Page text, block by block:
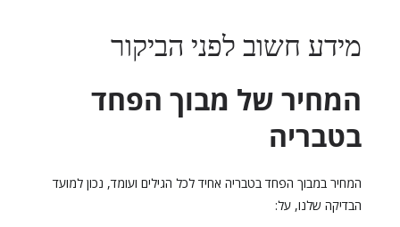
מידע חשוב לפני הביקור
המחיר של מבוך הפחד
בטבריה
המחיר במבוך הפחד בטבריה אחיד לכל הגילים ועומד, נכון למועד
הבדיקה שלנו, על: